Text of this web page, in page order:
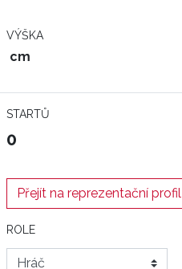
VÝŠKA
cm
STARTŮ
0
Přejít na reprezentační profil
ROLE